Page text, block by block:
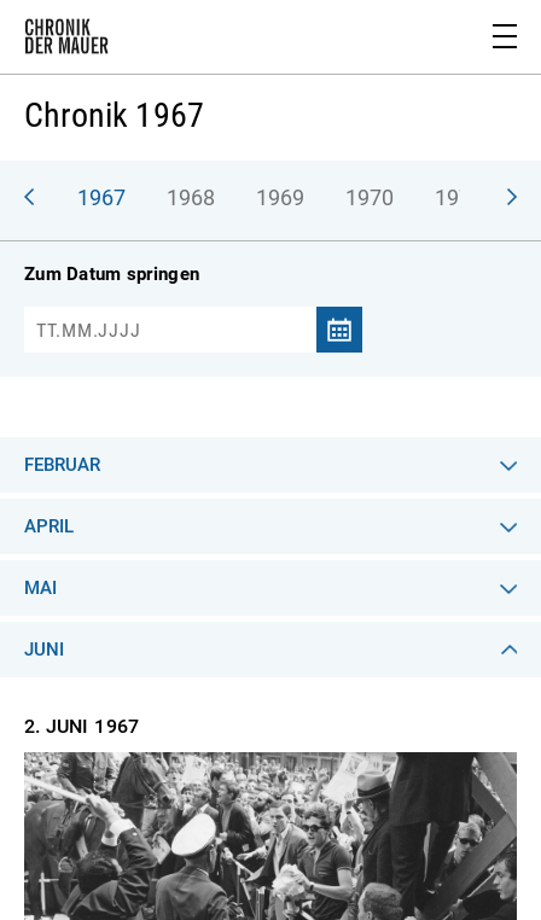
Chronik 1967
1967 1968 1969 1970 1971
Zum Datum springen
FEBRUAR
APRIL
MAI
JUNI
2. JUNI 1967